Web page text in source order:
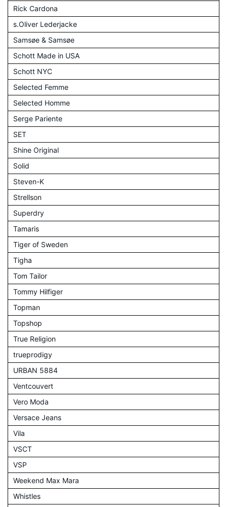
Rick Cardona
s.Oliver Lederjacke
Samsøe & Samsøe
Schott Made in USA
Schott NYC
Selected Femme
Selected Homme
Serge Pariente
SET
Shine Original
Solid
Steven-K
Strellson
Superdry
Tamaris
Tiger of Sweden
Tigha
Tom Tailor
Tommy Hilfiger
Topman
Topshop
True Religion
trueprodigy
URBAN 5884
Ventcouvert
Vero Moda
Versace Jeans
Vila
VSCT
VSP
Weekend Max Mara
Whistles